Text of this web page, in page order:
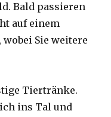
Bald passieren
auf einem
wobei Sie weitere
Tiertränke.
ins Tal und